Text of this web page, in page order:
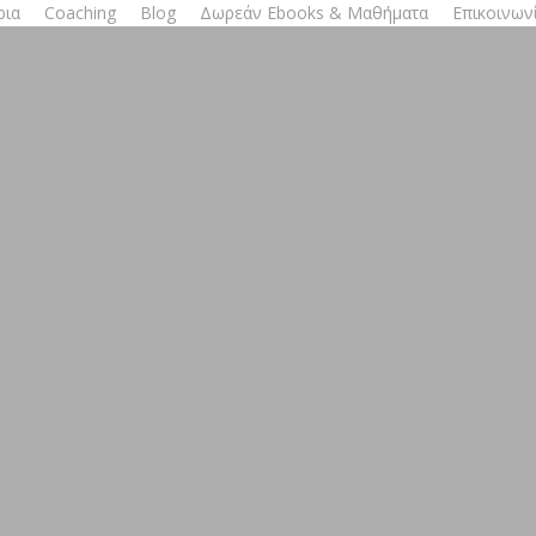
Coaching Blog Δωρεάν Ebooks & Μαθήματα